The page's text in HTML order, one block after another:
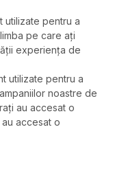
utilizate pentru a
pe care ați
experiența de
utilizate pentru a
noastre de
au accesat o
accesat o